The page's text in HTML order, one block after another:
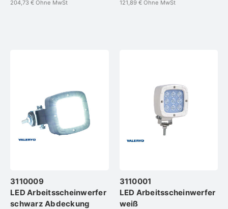
204,73 € Ohne MwSt 121,89 €Ohne MwSt
3110009
LED Arbeitsscheinwerfer
schwarz Abdeckung
3110001
LED Arbeitsscheinwerfer
weiß